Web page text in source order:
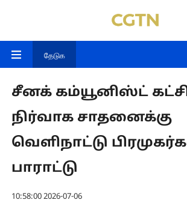
தேடுக
சீனக் கம்யூனிஸ்ட்
நிர்வாக சாதனைக்கு
வெளிநாட்டு
பாராட்டு
10:58:00 2026-07-06